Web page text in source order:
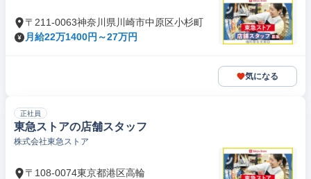
〒211-0063神奈川県川崎市中原区小杉町
月給22万1400円～27万円
気になる
正社員
東急ストアの店舗スタッフ
株式会社東急ストア
〒108-0074東京都港区高輪